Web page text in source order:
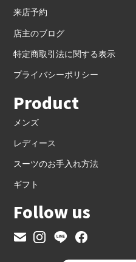
来店予約
店主のブログ
特定商取引法に関する表示
プライバシーポリシー
Product
メンズ
レディース
スーツのお手入れ方法
ギフト
Follow us